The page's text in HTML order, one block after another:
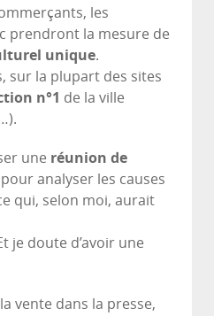
les
prendront la mesure de
unique.
sur la plupart des sites
n°1 de la ville
une réunion de
pour analyser les causes
qui, selon moi, aurait
je doute d’avoir une
vente dans la presse,